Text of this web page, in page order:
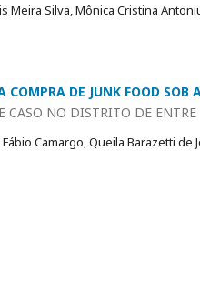
Meira Silva, Mônica Cristina
COMPRA DE JUNK FOOD
CASO NO DISTRITO DE ENTRE
Camargo, Queila Barazetti